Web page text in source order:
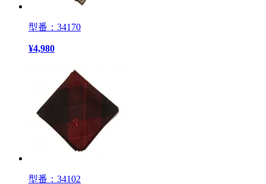
型番：34170
¥4,980
型番：34102